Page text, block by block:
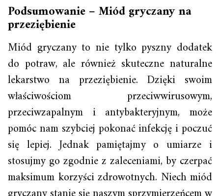
Podsumowanie – Miód gryczany na
przeziębienie
Miód gryczany to nie tylko pyszny dodatek
do potraw, ale również skuteczne naturalne
lekarstwo na przeziębienie. Dzięki swoim
właściwościom przeciwwirusowym,
przeciwzapalnym i antybakteryjnym, może
pomóc nam szybciej pokonać infekcję i poczuć
się lepiej. Jednak pamiętajmy o umiarze i
stosujmy go zgodnie z zaleceniami, by czerpać
maksimum korzyści zdrowotnych. Niech miód